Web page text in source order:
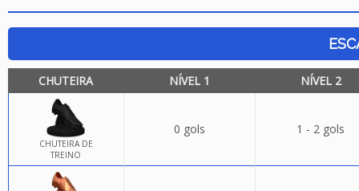
CHUTEIRA NÍVEL 1 NÍVEL 2
CHUTEIRA DE
TREINO
0 gols 1 - 2 gols